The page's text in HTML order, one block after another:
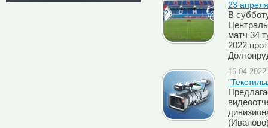
23
В
матч 34
2022